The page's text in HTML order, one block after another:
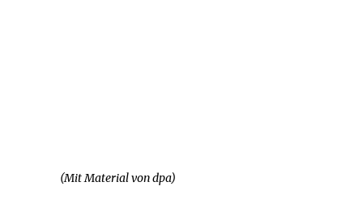
(Mit Material von dpa)